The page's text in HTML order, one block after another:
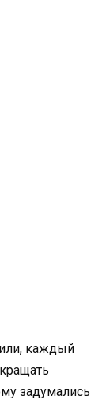
каждый
задумались